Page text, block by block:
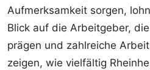
Aufmerksamkeit sorgen,
Blick auf die Arbeitgeber,
prägen und zahlreiche
zeigen, wie vielfältig